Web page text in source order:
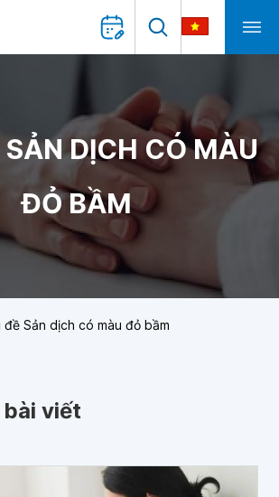
DỊCH CÓ MÀU
ĐỎ BẦM
đề Sản dịch có màu đỏ bầm
bài viết